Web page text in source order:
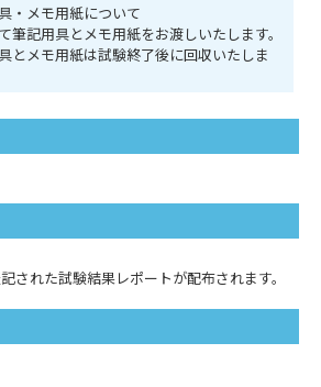
・メモ用紙について
筆記用具とメモ用紙をお渡しいたします。
とメモ用紙は試験終了後に回収いたしま
された試験結果レポートが配布されます。